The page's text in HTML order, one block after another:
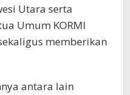
Utara serta
Umum KORMI
memberikan
antara lain